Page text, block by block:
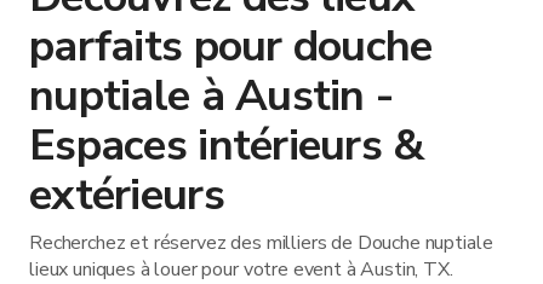
parfaits pour douche
nuptiale à Austin -
Espaces intérieurs &
extérieurs
Recherchez et réservez des milliers de Douche nuptiale
lieux uniques à louer pour votre event à Austin, TX.